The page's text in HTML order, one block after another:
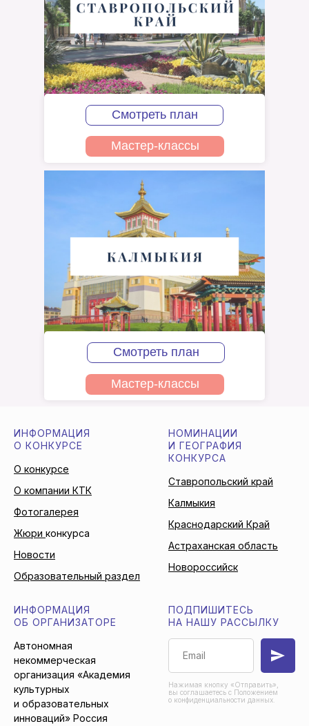
Смотреть план
Смотреть план
Мастер-классы
Мастер-классы
ИНФОРМАЦИЯ
О КОНКУРСЕ
О конкурсе
О компании КТК
Фотогалерея
Жюри конкурса
Новости
Образовательный раздел
НОМИНАЦИИ
И ГЕОГРАФИЯ
КОНКУРСА
Ставропольский край
Калмыкия
Краснодарский Край
Астраханская область
Новороссийск
ИНФОРМАЦИЯ
ОБ ОРГАНИЗАТОРЕ
Автономная
некоммерческая
организация «Академия
культурных
и образовательных
инноваций» Россия
ПОДПИШИТЕСЬ
НА НАШУ РАССЫЛКУ
Нажимая кнопку «Отправить»,
вы соглашаетесь с Положением
о конфиденциальности данных.